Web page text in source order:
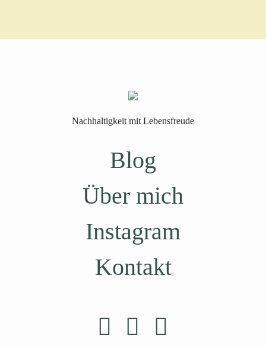
Nachhaltigkeit mit Lebensfreude
Blog
Über mich
Instagram
Kontakt